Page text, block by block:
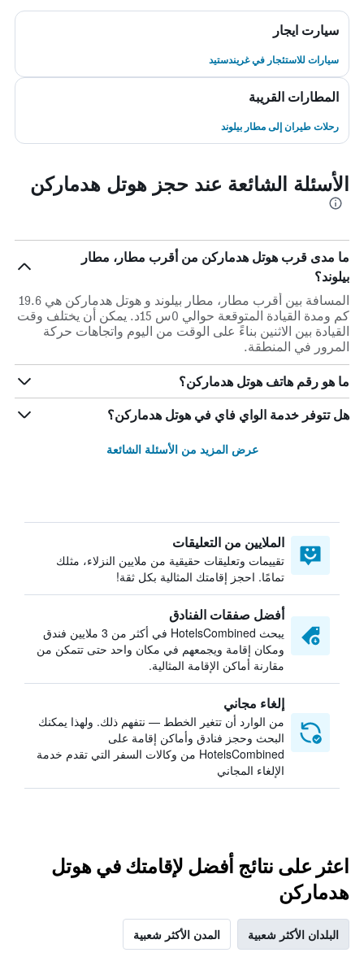
سيارت ايجار
سيارات للاستئجار في غريندستيد
المطارات القريبة
رحلات طيران إلى مطار بيلوند
الأسئلة الشائعة عند حجز هوتل هدماركن
ما مدى قرب هوتل هدماركن من أقرب مطار، مطار
بيلوند؟
المسافة بين أقرب مطار، مطار بيلوند و هوتل هدماركن هي 19.6
كم ومدة القيادة المتوقعة حوالي 0س 15د. يمكن أن يختلف وقت
القيادة بين الاثنين بناءً على الوقت من اليوم واتجاهات حركة
المرور في المنطقة.
ما هو رقم هاتف هوتل هدماركن؟
هل تتوفر خدمة الواي فاي في هوتل هدماركن؟
عرض المزيد من الأسئلة الشائعة
الملايين من التعليقات
تقييمات وتعليقات حقيقية من ملايين النزلاء، مثلك
تمامًا. احجز إقامتك المثالية بكل ثقة!
أفضل صفقات الفنادق
يبحث HotelsCombined في أكثر من 3 ملايين فندق
ومكان إقامة ويجمعهم في مكان واحد حتى تتمكن من
مقارنة أماكن الإقامة المثالية.
إلغاء مجاني
من الوارد أن تتغير الخطط — نتفهم ذلك. ولهذا يمكنك
البحث وحجز فنادق وأماكن إقامة على
HotelsCombined من وكالات السفر التي تقدم خدمة
الإلغاء المجاني
اعثر على نتائج أفضل لإقامتك في هوتل
هدماركن
البلدان الأكثر شعبية المدن الأكثر شعبية